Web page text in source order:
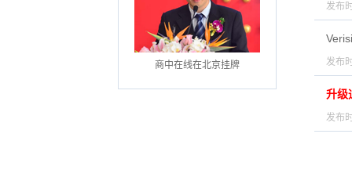
商中在线在北京挂牌
发布
发布
升级
发布